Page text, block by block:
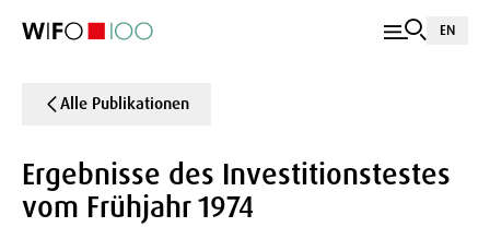
EN
Alle Publikationen
Ergebnisse des Investitionstestes
vom Frühjahr 1974